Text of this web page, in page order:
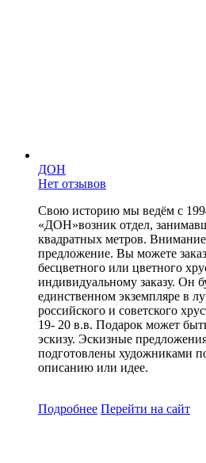
ДОН
Нет отзывов
Свою историю мы ведём с
«ДОН»возник отдел,
квадратных метров.
предложение. Вы можете
бесцветного или цветного
индивидуальному заказу. Он
единственном экземпляре в
российского и советского
19- 20 в.в. Подарок может
эскизу. Эскизные
подготовлены художниками
описанию или идее.
Подробнее Перейти на сайт